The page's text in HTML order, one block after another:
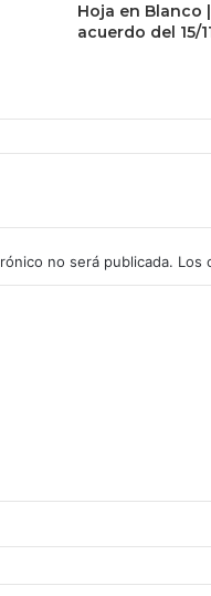
Hoja en Blanco
acuerdo del 15/
no será publicada. Los